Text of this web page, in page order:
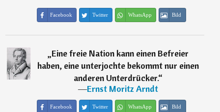
Facebook Twitter WhatsApp Bild
„Eine freie Nation kann einen Befreier
haben, eine unterjochte bekommt nur einen
anderen Unterdrücker.“
―Ernst Moritz Arndt
Facebook Twitter WhatsApp Bild